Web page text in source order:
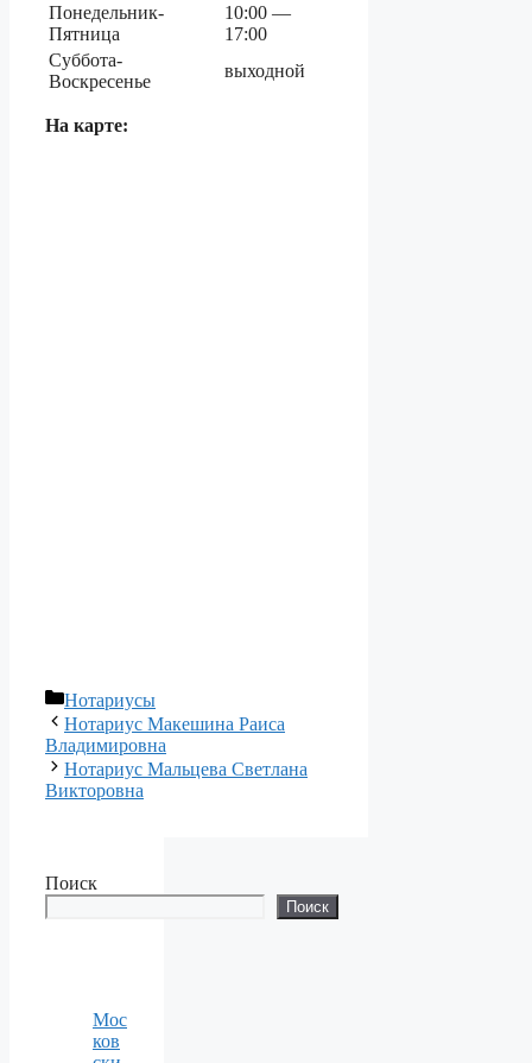
Понедельник-
Пятница
10:00 —
17:00
Суббота-
Воскресенье
выходной
На карте:
Рубрики
Нотариусы
Нотариус Макешина Раиса
Владимировна
Нотариус Мальцева Светлана
Викторовна
Поиск
Поиск
Мос
ков